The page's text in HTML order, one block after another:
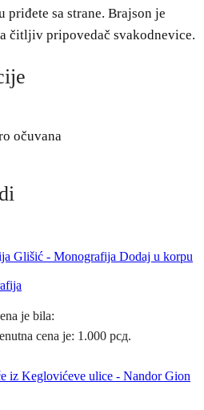
sa strane. Brajson je
čitljiv pripovedač svakodnevice.
očuvana
Dodaj u korpu
je bila:
cena je: 1.000 рсд.